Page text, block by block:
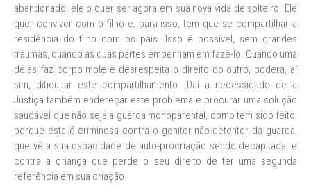
abandonado, ele o quer ser agora em sua nova vida de solteiro. Ele
quer conviver com o filho e, para isso, tem que se compartilhar a
residência do filho com os pais. Isso é possível, sem grandes
traumas, quando as duas partes empenham em fazê-lo. Quando uma
delas faz corpo mole e desrespeita o direito do outro, poderá, aí
sim, dificultar este compartilhamento. Daí a necessidade de a
Justiça também endereçar este problema e procurar uma solução
saudável que não seja a guarda monoparental, como tem sido feito,
porque esta é criminosa contra o genitor não-detentor da guarda,
que vê a sua capacidade de auto-procriação sendo decapitada, e
contra a criança que perde o seu direito de ter uma segunda
referência em sua criação.